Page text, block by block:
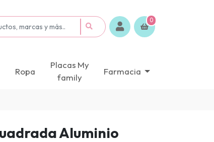
0
Ropa
Placas My
family
Farmacia
Aluminio